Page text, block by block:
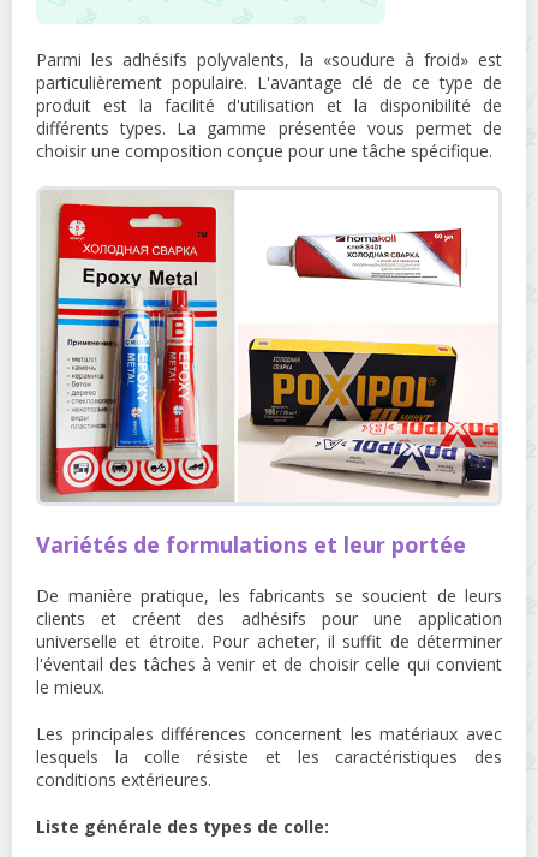
Parmi les adhésifs polyvalents, la «soudure à froid» est
particulièrement populaire. L'avantage clé de ce type de
produit est la facilité d'utilisation et la disponibilité de
différents types. La gamme présentée vous permet de
choisir une composition conçue pour une tâche spécifique.
Variétés de formulations et leur portée
De manière pratique, les fabricants se soucient de leurs
clients et créent des adhésifs pour une application
universelle et étroite. Pour acheter, il suffit de déterminer
l'éventail des tâches à venir et de choisir celle qui convient
le mieux.
Les principales différences concernent les matériaux avec
lesquels la colle résiste et les caractéristiques des
conditions extérieures.
Liste générale des types de colle: